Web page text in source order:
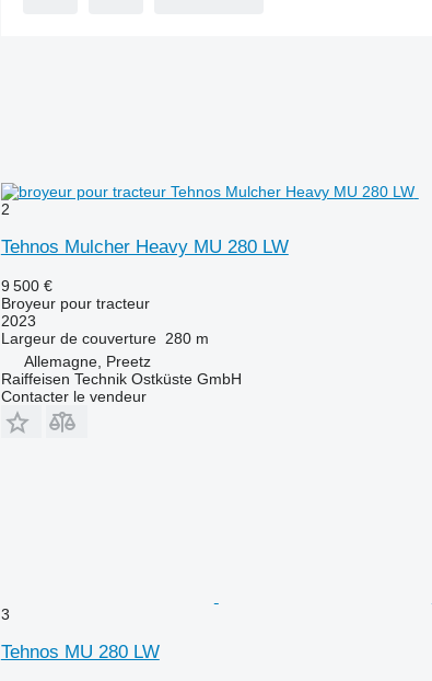
2
Tehnos Mulcher Heavy MU 280 LW
9 500 €
Broyeur pour tracteur
2023
Largeur de couverture 280 m
Allemagne, Preetz
Raiffeisen Technik Ostküste GmbH
Contacter le vendeur
3
Tehnos MU 280 LW